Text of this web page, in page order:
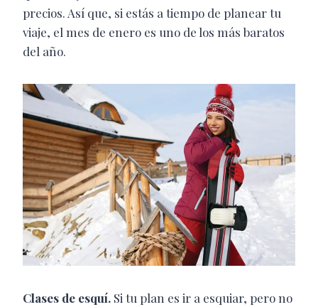
precios. Así que, si estás a tiempo de planear tu
viaje, el mes de enero es uno de los más baratos
del año.
Clases de esquí. Si tu plan es ir a esquiar, pero no